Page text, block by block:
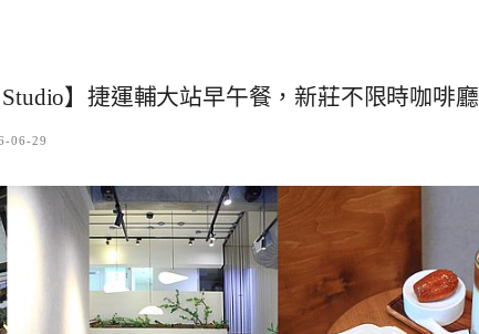
】捷運輔大站早午餐，新莊不限時咖啡廳
06-29